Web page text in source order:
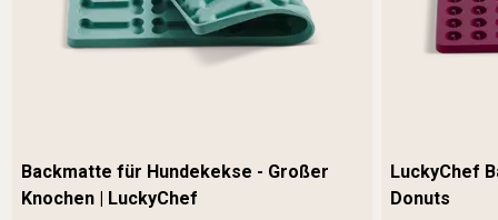
Backmatte für Hundekekse - Großer
Knochen | LuckyChef
LuckyChef
Donuts